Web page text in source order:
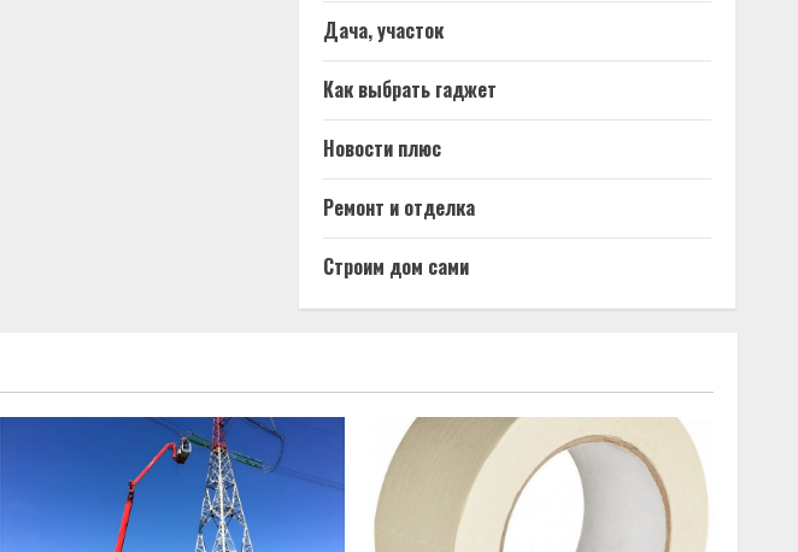
Дача, участок
Как выбрать гаджет
Новости плюс
Ремонт и отделка
Строим дом сами